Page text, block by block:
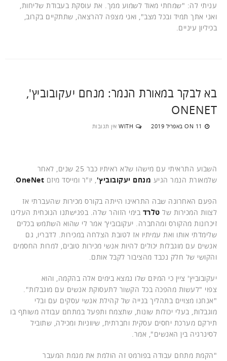
עניתי לה: "שמחתי מאוד לשמוע ממך. את עוסקת בעבודת שליחות,
ואני אתך תמיד ובכל מצב", ואני מצפה להרצאה, שתתקיים בקרוב,
בכיליון עיניים.
בא לבקר במאורת הנמר: מנחם יעקובוביץ',
ONENET
ON 11 באפריל 2019 WITH אין תגובות
השבוע התראיתי עם מישהו שלא ראיתיו כבר 25 שנים, לאחר
שלמאורת הנמר הגיע מנחם יעקובוביץ', יו"ר ומייסד מיזם OneNet
.
הפעם האחרונה שבה התראינו הייתה בקורס מכירות שהעברתי אז
לצוות המכירות של טלרד בימי הזוהר שלה. בפגישתנו הנוכחית העלינו
זיכרונות מהקורס ומהחברה. יעקובוביץ' אמר לי שהוא השתמש בכלים
שלימדתי אותו ואת עמיתיו אז לטובת הצלחה במכירות. לדבריו, גם
אנשים עם מוגבלות יכולים להיות אנשי מכירות טובים, למרות החסמים
והקושי של חלק נכבד מהציבור לקבל אותם.
יעקובוביץ' ציין כי המיזם שלו נמצא בימים אלה בהקמה, והוא
צפוי "לעשות מהפכה בכל הקשור לתעסוקת אנשים עם מוגבלות".
"אנחנו מצויים בתהליך בנייה של קהילת אנשי עסקים עם ובלי
מוגבלות, בעלי יכולות שונות, שתצמח ותפעל במתחם עבודה משותף בו
תירקם מערכת יחסים עסקית וחברתית, שיווניות ומכילה, שתוביל
לסינרגיה בין האנשים", אמר.
"הקמת מתחם עבודה בפורמט זה הולמת את מגמת המעבר